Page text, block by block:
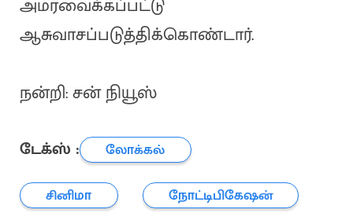
அமரவைக்கப்பட்டு
ஆசுவாசப்படுத்திக்கொண்டார்.
நன்றி: சன் நியூஸ்
டேக்ஸ் :
லோக்கல்
சினிமா
நோட்டிபிகேஷன்